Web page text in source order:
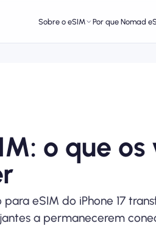
Sobre o eSIM Por que Nomad
o que
para eSIM do iPhone 17
a permanecerem